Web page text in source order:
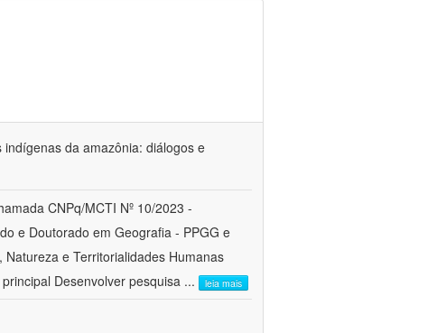
da amazônia: diálogos e
CNPq/MCTI Nº 10/2023 -
e Doutorado em Geografia - PPGG e
e Territorialidades Humanas 
Desenvolver pesquisa ... leia mais